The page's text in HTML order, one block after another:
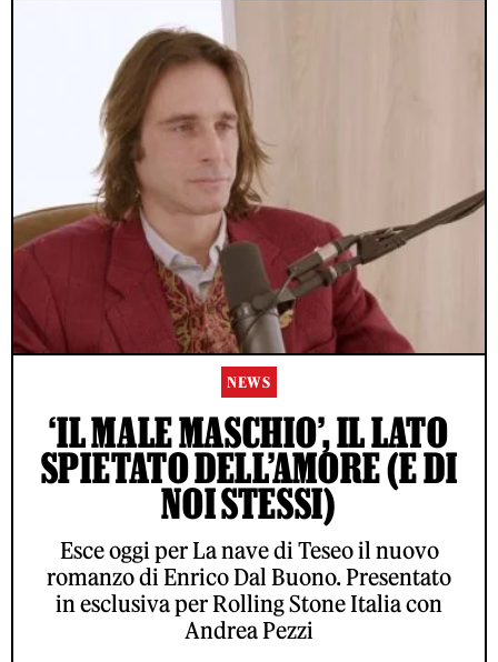
NEWS
‘IL MALE MASCHIO’, IL LATO
SPIETATO DELL’AMORE (E DI
NOI STESSI)
Esce oggi per La nave di Teseo il nuovo
romanzo di Enrico Dal Buono. Presentato
in esclusiva per Rolling Stone Italia con
Andrea Pezzi